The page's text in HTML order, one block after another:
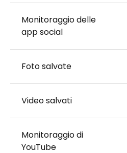
Monitoraggio delle
app social
Foto salvate
Video salvati
Monitoraggio di
YouTube